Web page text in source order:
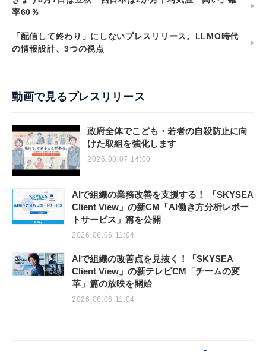
率60％
「配信して終わり」にしないプレスリリース。LLMO時代
の情報設計、3つの視点
動画で見るプレスリリース
政府全体でこども・若者の自殺防止に向
けた取組を強化します
2026.08.07 14:00
AIで組織の業務改善を支援する！ 「SKYSEA
Client View」の新CM「AI働き方分析レポー
トサービス」篇を公開
2026.08.06 11:04
AIで組織の改善点を見抜く！「SKYSEA
Client View」の新テレビCM「チームの変
革」篇の放映を開始
2026.08.06 11:04